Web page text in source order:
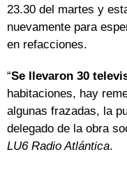
23.30 del martes y
nuevamente para
en refacciones.
“Se llevaron 30
habitaciones, hay
algunas frazadas, la
delegado de la obra
LU6 Radio Atlántica.